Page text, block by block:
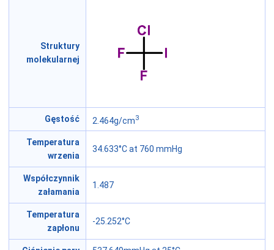
Struktury
molekularnej
Gęstość 2.464g/cm3
Temperatura
wrzenia
34.633°C at 760 mmHg
Współczynnik
załamania
1.487
Temperatura
zapłonu
-25.252°C